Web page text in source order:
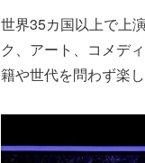
世界35カ国以上で上
ク、アート、コメデ
籍や世代を問わず楽